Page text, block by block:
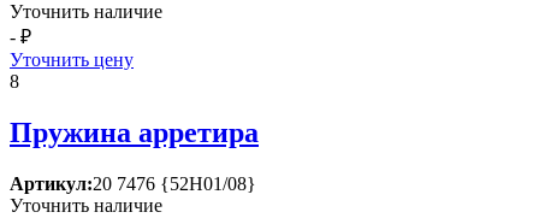
Уточнить наличие
- ₽
Уточнить цену
8
Пружина арретира
Артикул:20 7476 {52Н01/08}
Уточнить наличие